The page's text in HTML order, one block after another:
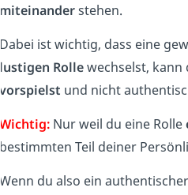
miteinanderstehen.
Dabei ist wichtig, dass eine
lustigen Rollewechselst, kann
vorspielst und nicht
Wichtig: Nur weil du eine Rolle
bestimmten Teil deiner
Wenn du also ein